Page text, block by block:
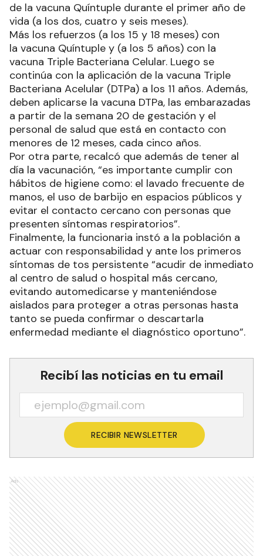
de la vacuna Quíntuple durante el primer año de
vida (a los dos, cuatro y seis meses).
Más los refuerzos (a los 15 y 18 meses) con
la vacuna Quíntuple y (a los 5 años) con la
vacuna Triple Bacteriana Celular. Luego se
continúa con la aplicación de la vacuna Triple
Bacteriana Acelular (DTPa) a los 11 años. Además,
deben aplicarse la vacuna DTPa, las embarazadas
a partir de la semana 20 de gestación y el
personal de salud que está en contacto con
menores de 12 meses, cada cinco años.
Por otra parte, recalcó que además de tener al
día la vacunación, “es importante cumplir con
hábitos de higiene como: el lavado frecuente de
manos, el uso de barbijo en espacios públicos y
evitar el contacto cercano con personas que
presenten síntomas respiratorios”.
Finalmente, la funcionaria instó a la población a
actuar con responsabilidad y ante los primeros
síntomas de tos persistente “acudir de inmediato
al centro de salud o hospital más cercano,
evitando automedicarse y manteniéndose
aislados para proteger a otras personas hasta
tanto se pueda confirmar o descartarla
enfermedad mediante el diagnóstico oportuno”.
Recibí las noticias en tu email
RECIBIR NEWSLETTER
Ads